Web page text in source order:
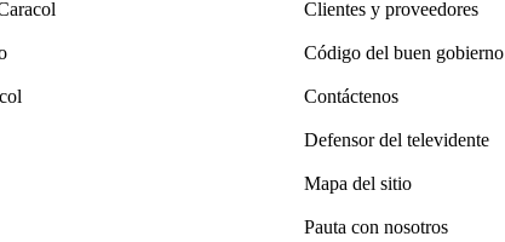
Clientes y proveedores
Código del buen gobierno
Contáctenos
Defensor del televidente
Mapa del sitio
Pauta con nosotros